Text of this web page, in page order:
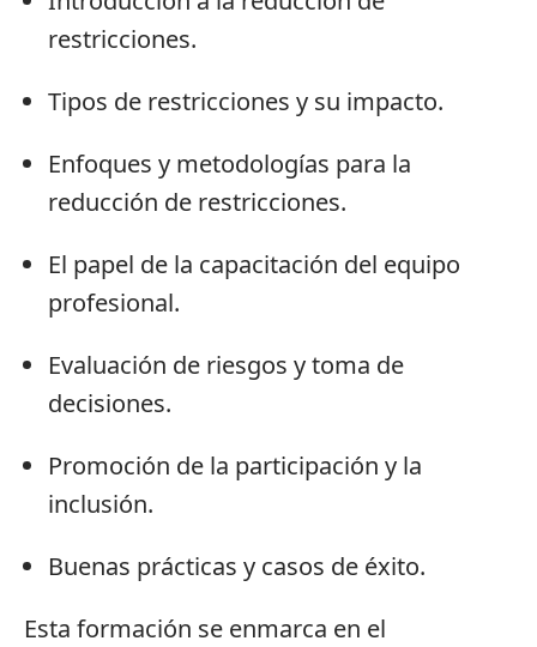
restricciones.
Tipos de restricciones y su impacto.
Enfoques y metodologías para la
reducción de restricciones.
El papel de la capacitación del equipo
profesional.
Evaluación de riesgos y toma de
decisiones.
Promoción de la participación y la
inclusión.
Buenas prácticas y casos de éxito.
Esta formación se enmarca en el